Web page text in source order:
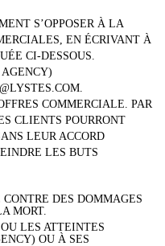
S’OPPOSER À LA
EN ÉCRIVANT À
CI-DESSOUS.
COMMERCIALE. PAR
CLIENTS POURRONT
LEUR ACCORD
LES BUTS
DES DOMMAGES
MORT.
LES ATTEINTES
OU À SES